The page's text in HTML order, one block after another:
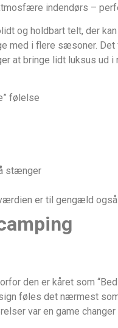
indendørs –
og holdbart telt, der
i flere sæsoner.
bringe lidt luksus ud i
følelse
stænger
er til gengæld
den er kåret som
føles det nærmest
var en game